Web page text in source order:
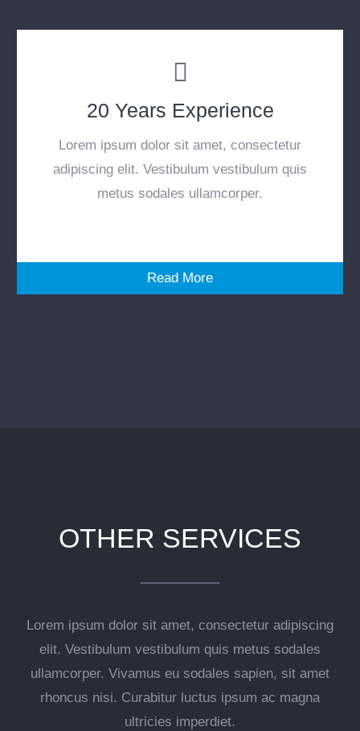
20 Years Experience
Lorem ipsum dolor sit amet, consectetur
adipiscing elit. Vestibulum vestibulum quis
metus sodales ullamcorper.
Read More
OTHER SERVICES
Lorem ipsum dolor sit amet, consectetur adipiscing
elit. Vestibulum vestibulum quis metus sodales
ullamcorper. Vivamus eu sodales sapien, sit amet
rhoncus nisi. Curabitur luctus ipsum ac magna
ultricies imperdiet.